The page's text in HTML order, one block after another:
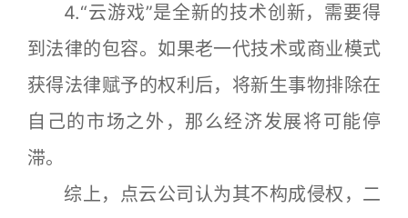
4.“云游戏”是全新的技术创新，需要得
到法律的包容。如果老一代技术或商业模式
获得法律赋予的权利后，将新生事物排除在
自己的市场之外，那么经济发展将可能停
滞。
综上，点云公司认为其不构成侵权，二